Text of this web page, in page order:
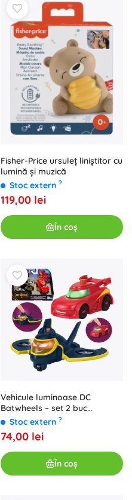
Fisher-Price ursuleț liniștitor cu
lumină și muzică
Stoc extern ?
119,00 lei
În coș
Vehicule luminoase DC
Batwheels – set 2 buc
(Redbird și Batwing) 1:55
Stoc extern ?
74,00 lei
În coș